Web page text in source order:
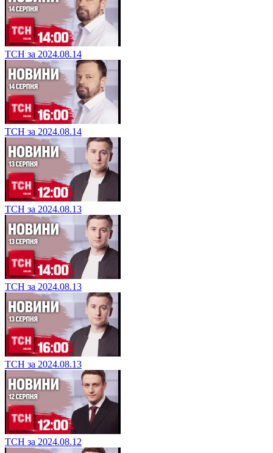
ТСН за 2024.08.14
ТСН за 2024.08.14
ТСН за 2024.08.13
ТСН за 2024.08.13
ТСН за 2024.08.13
ТСН за 2024.08.12